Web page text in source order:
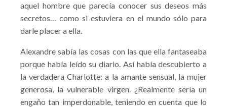
aquel hombre que parecía conocer sus deseos más
secretos… como si estuviera en el mundo sólo para
darle placer a ella.
Alexandre sabía las cosas con las que ella fantaseaba
porque había leído su diario. Así había descubierto a
la verdadera Charlotte: a la amante sensual, la mujer
generosa, la vulnerable virgen. ¿Realmente sería un
engaño tan imperdonable, teniendo en cuenta que lo